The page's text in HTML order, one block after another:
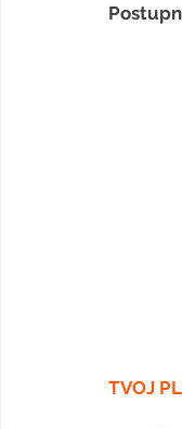
TVOJ